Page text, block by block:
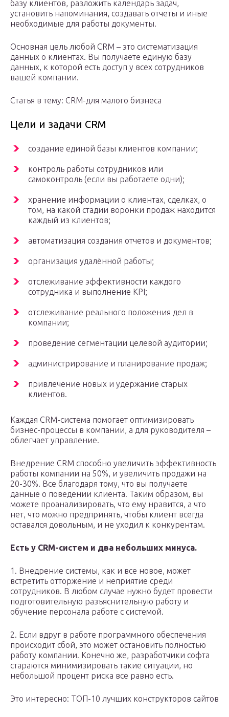
базу клиентов, разложить календарь задач,
установить напоминания, создавать отчеты и иные
необходимые для работы документы.
Основная цель любой CRM – это систематизация
данных о клиентах. Вы получаете единую базу
данных, к которой есть доступ у всех сотрудников
вашей компании.
Статья в тему: CRM-для малого бизнеса
Цели и задачи CRM
создание единой базы клиентов компании;
контроль работы сотрудников или
самоконтроль (если вы работаете одни);
хранение информации о клиентах, сделках, о
том, на какой стадии воронки продаж находится
каждый из клиентов;
автоматизация создания отчетов и документов;
организация удалённой работы;
отслеживание эффективности каждого
сотрудника и выполнение KPI;
отслеживание реального положения дел в
компании;
проведение сегментации целевой аудитории;
администрирование и планирование продаж;
привлечение новых и удержание старых
клиентов.
Каждая CRM-система помогает оптимизировать
бизнес-процессы в компании, а для руководителя –
облегчает управление.
Внедрение CRM способно увеличить эффективность
работы компании на 50%, и увеличить продажи на
20-30%. Все благодаря тому, что вы получаете
данные о поведении клиента. Таким образом, вы
можете проанализировать, что ему нравится, а что
нет, что можно предпринять, чтобы клиент всегда
оставался довольным, и не уходил к конкурентам.
Есть у CRM-систем и два небольших минуса.
1. Внедрение системы, как и все новое, может
встретить отторжение и неприятие среди
сотрудников. В любом случае нужно будет провести
подготовительную разъяснительную работу и
обучение персонала работе с системой.
2. Если вдруг в работе программного обеспечения
происходит сбой, это может остановить полностью
работу компании. Конечно же, разработчики софта
стараются минимизировать такие ситуации, но
небольшой процент риска все равно есть.
Это интересно: ТОП-10 лучших конструкторов сайтов